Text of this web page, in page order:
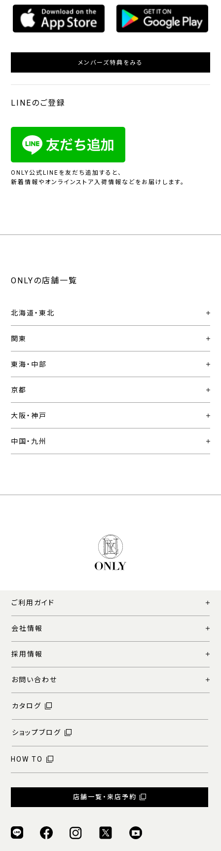
メンバーズ特典をみる
LINEのご登録
ONLY公式LINEを友だち追加すると、
新着情報やオンラインストア入荷情報などをお届けします。
ONLYの店舗一覧
北海道・東北
関東
東海・中部
京都
大阪・神戸
中国・九州
ご利用ガイド
会社情報
採用情報
お問い合わせ
カタログ
ショップブログ
HOW TO
店舗一覧・来店予約